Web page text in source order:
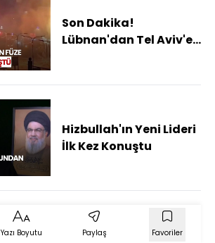
Son Dakika!
Lübnan'dan Tel Aviv'e
Hizbullah'ın Yeni Lideri
İlk Kez Konuştu
Yazı Boyutu Paylaş Favoriler